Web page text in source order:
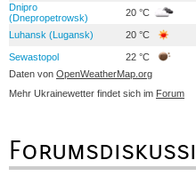
Dnipro
(Dnepropetrowsk)
20 °C
Luhansk (Lugansk) 20 °C
Sewastopol 22 °C
Daten von OpenWeatherMap.org
Mehr Ukrainewetter findet sich im Forum